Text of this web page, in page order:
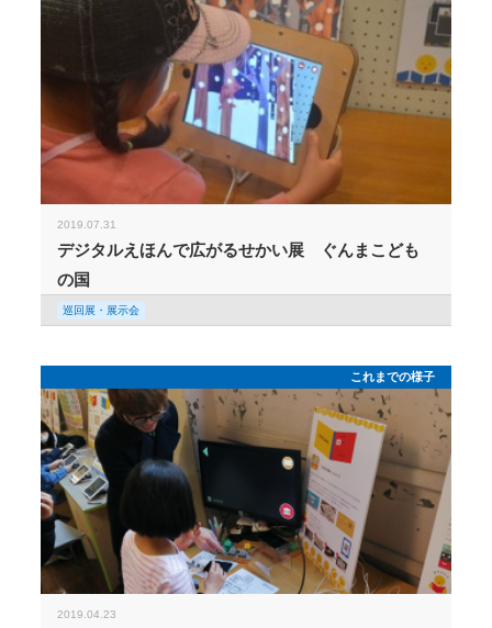
2019.07.31
デジタルえほんで広がるせかい展 ぐんまこども
の国
巡回展・展示会
これまでの様子
2019.04.23